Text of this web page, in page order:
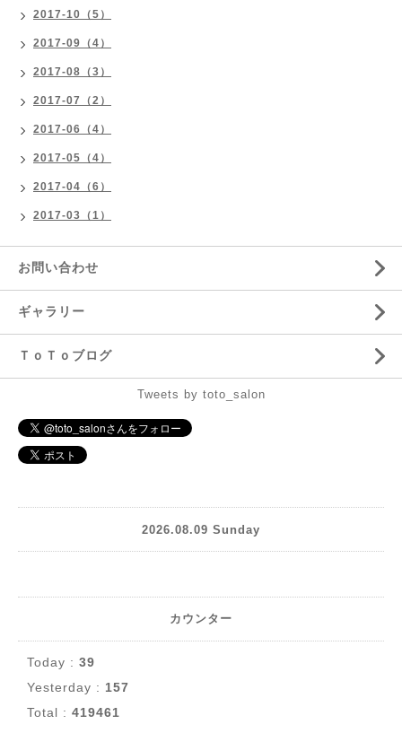
2017-10（5）
2017-09（4）
2017-08（3）
2017-07（2）
2017-06（4）
2017-05（4）
2017-04（6）
2017-03（1）
お問い合わせ
ギャラリー
ＴｏＴｏブログ
Tweets by toto_salon
2026.08.09 Sunday
カウンター
Today : 39
Yesterday : 157
Total : 419461